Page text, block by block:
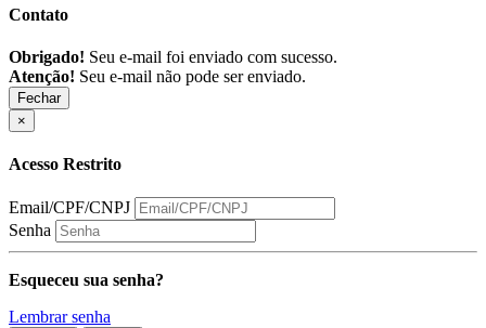
Contato
Obrigado! Seu e-mail foi enviado com sucesso.
Atenção! Seu e-mail não pode ser enviado.
Fechar
×
Acesso Restrito
Email/CPF/CNPJ
Senha
Esqueceu sua senha?
Lembrar senha